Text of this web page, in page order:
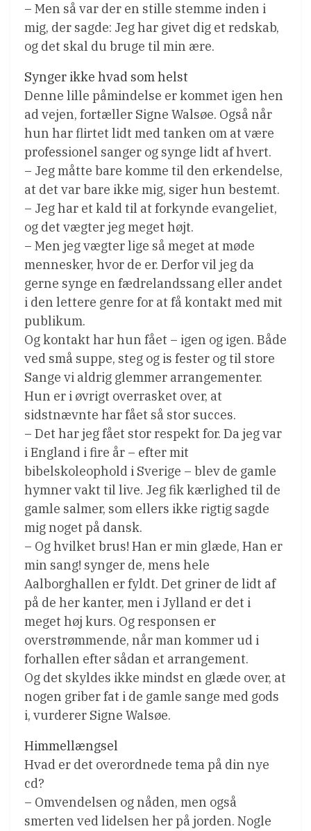
– Men så var der en stille stemme inden i
mig, der sagde: Jeg har givet dig et redskab,
og det skal du bruge til min ære.
Synger ikke hvad som helst
Denne lille påmindelse er kommet igen hen
ad vejen, fortæller Signe Walsøe. Også når
hun har flirtet lidt med tanken om at være
professionel sanger og synge lidt af hvert.
– Jeg måtte bare komme til den erkendelse,
at det var bare ikke mig, siger hun bestemt.
– Jeg har et kald til at forkynde evangeliet,
og det vægter jeg meget højt.
– Men jeg vægter lige så meget at møde
mennesker, hvor de er. Derfor vil jeg da
gerne synge en fædrelandssang eller andet
i den lettere genre for at få kontakt med mit
publikum.
Og kontakt har hun fået – igen og igen. Både
ved små suppe, steg og is fester og til store
Sange vi aldrig glemmer arrangementer.
Hun er i øvrigt overrasket over, at
sidstnævnte har fået så stor succes.
– Det har jeg fået stor respekt for. Da jeg var
i England i fire år – efter mit
bibelskoleophold i Sverige – blev de gamle
hymner vakt til live. Jeg fik kærlighed til de
gamle salmer, som ellers ikke rigtig sagde
mig noget på dansk.
– Og hvilket brus! Han er min glæde, Han er
min sang! synger de, mens hele
Aalborghallen er fyldt. Det griner de lidt af
på de her kanter, men i Jylland er det i
meget høj kurs. Og responsen er
overstrømmende, når man kommer ud i
forhallen efter sådan et arrangement.
Og det skyldes ikke mindst en glæde over, at
nogen griber fat i de gamle sange med gods
i, vurderer Signe Walsøe.
Himmellængsel
Hvad er det overordnede tema på din nye
cd?
– Omvendelsen og nåden, men også
smerten ved lidelsen her på jorden. Nogle